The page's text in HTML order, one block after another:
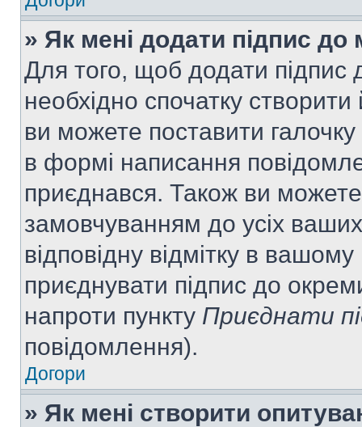
» Як мені додати підпис
Для того, щоб додати
необхідно спочатку
ви можете поставити
в формі написання
приєднався. Також ви
замовчуванням до усіх
відповідну відмітку в
приєднувати підпис до
напроти пункту Приєднати
повідомлення).
Догори
» Як мені створити